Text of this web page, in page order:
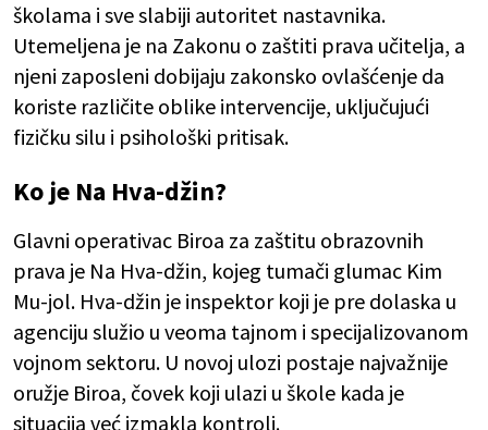
školama i sve slabiji autoritet nastavnika.
Utemeljena je na Zakonu o zaštiti prava učitelja, a
njeni zaposleni dobijaju zakonsko ovlašćenje da
koriste različite oblike intervencije, uključujući
fizičku silu i psihološki pritisak.
Ko je Na Hva-džin?
Glavni operativac Biroa za zaštitu obrazovnih
prava je Na Hva-džin, kojeg tumači glumac Kim
Mu-jol. Hva-džin je inspektor koji je pre dolaska u
agenciju služio u veoma tajnom i specijalizovanom
vojnom sektoru. U novoj ulozi postaje najvažnije
oružje Biroa, čovek koji ulazi u škole kada je
situacija već izmakla kontroli.